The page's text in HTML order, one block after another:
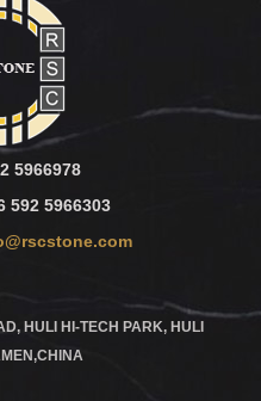
5966978
592 5966303
HULI HI-TECH PARK, HULI